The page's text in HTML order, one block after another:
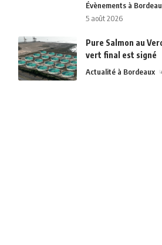
Évènements à
5 août 2026
Pure Salmon au
vert final est signé
Actualité à Bordeaux